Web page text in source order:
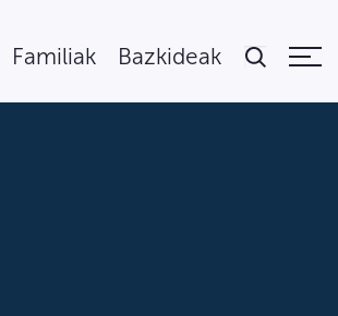
Familiak Bazkideak